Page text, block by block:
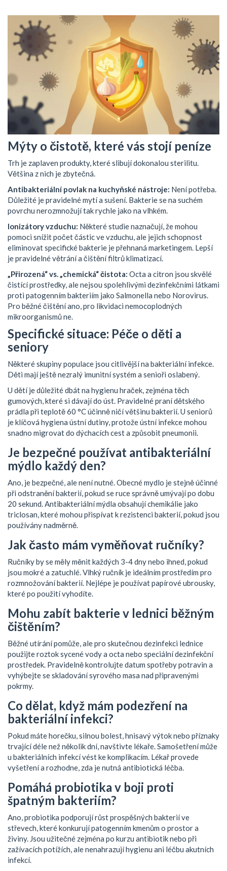
Mýty o čistotě, které vás stojí peníze
Trh je zaplaven produkty, které slibují dokonalou sterilitu.
Většina z nich je zbytečná.
Antibakteriální povlak na kuchyňské nástroje: Není potřeba.
Důležité je pravidelné mytí a sušení. Bakterie se na suchém
povrchu nerozmnožují tak rychle jako na vlhkém.
Ionizátory vzduchu: Některé studie naznačují, že mohou
pomoci snížit počet částic ve vzduchu, ale jejich schopnost
eliminovat specifické bakterie je přehnaná marketingem. Lepší
je pravidelné větrání a čištění filtrů klimatizací.
„Přirozená“ vs. „chemická“ čistota: Octa a citron jsou skvělé
čistící prostředky, ale nejsou spolehlivými dezinfekčními látkami
proti patogenním bakteriím jako Salmonella nebo Norovirus.
Pro běžné čištění ano, pro likvidaci nemocoplodných
mikroorganismů ne.
Specifické situace: Péče o děti a
seniory
Některé skupiny populace jsou citlivější na bakteriální infekce.
Děti mají ještě nezralý imunitní systém a senioři oslabený.
U dětí je důležité dbát na hygienu hraček, zejména těch
gumových, které si dávají do úst. Pravidelné praní dětského
prádla při teplotě 60 °C účinně ničí většinu bakterií. U seniorů
je klíčová hygiena ústní dutiny, protože ústní infekce mohou
snadno migrovat do dýchacích cest a způsobit pneumonii.
Je bezpečné používat antibakteriální
mýdlo každý den?
Ano, je bezpečné, ale není nutné. Obecné mydlo je stejně účinné
při odstranění bakterií, pokud se ruce správně umývají po dobu
20 sekund. Antibakteriální mýdla obsahují chemikálie jako
triclosan, které mohou přispívat k rezistenci bakterií, pokud jsou
používány nadměrně.
Jak často mám vyměňovat ručníky?
Ručníky by se měly měnit každých 3-4 dny nebo ihned, pokud
jsou mokré a zatuchlé. Vlhký ručník je ideálním prostředím pro
rozmnožování bakterií. Nejlépe je používat papírové ubrousky,
které po použití vyhodíte.
Mohu zabít bakterie v lednici běžným
čištěním?
Běžné utírání pomůže, ale pro skutečnou dezinfekci lednice
použijte roztok sycené vody a octa nebo speciální dezinfekční
prostředek. Pravidelně kontrolujte datum spotřeby potravin a
vyhýbejte se skladování syrového masa nad připravenými
pokrmy.
Co dělat, když mám podezření na
bakteriální infekci?
Pokud máte horečku, silnou bolest, hnisavý výtok nebo příznaky
trvající déle než několik dní, navštivte lékaře. Samošetření může
u bakteriálních infekcí vést ke komplikacím. Lékař provede
vyšetření a rozhodne, zda je nutná antibiotická léčba.
Pomáhá probiotika v boji proti
špatným bakteriím?
Ano, probiotika podporují růst prospěšných bakterií ve
střevech, které konkurují patogenním kmenům o prostor a
živiny. Jsou užitečné zejména po kurzu antibiotik nebo při
zažívacích potížích, ale nenahrazují hygienu ani léčbu akutních
infekcí.